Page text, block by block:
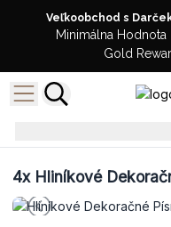
Veľkoobchod s
Minimálna
Gold
4xHliníkové